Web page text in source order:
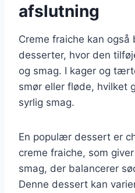
afslutning
Creme fraiche kan
desserter, hvor den
og smag. I kager og
smør eller fløde, hvilket
syrlig smag.
En populær dessert er
creme fraiche, som
smag, der balancerer
Denne dessert kan